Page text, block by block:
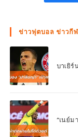
ข่าวฟุตบอล ข่าวกี
บาเยิ
“เนย์ม